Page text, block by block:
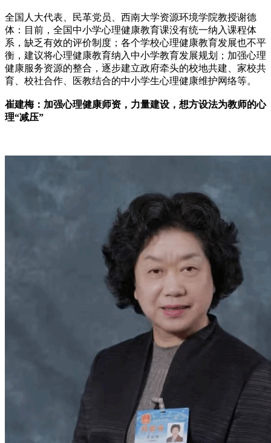
全国人大代表、民革党员、西南大学资源环境学院教授谢德
体：目前，全国中小学心理健康教育课没有统一纳入课程体
系，缺乏有效的评价制度；各个学校心理健康教育发展也不平
衡，建议将心理健康教育纳入中小学教育发展规划；加强心理
健康服务资源的整合，逐步建立政府牵头的校地共建、家校共
育、校社合作、医教结合的中小学生心理健康维护网络等。
崔建梅：加强心理健康师资 ， 力量建设，想方设法为教师的心
理“减压”